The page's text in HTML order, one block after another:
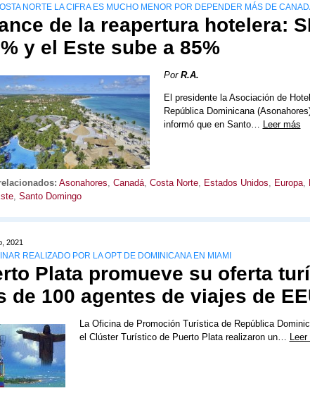
NORTE LA CIFRA ES MUCHO MENOR POR DEPENDER MÁS DE
de la reapertura hotelera:
y el Este sube a 85%
Por R.A.
El presidente la Asociación de
República Dominicana
informó que en Santo… Leer más
Asonahores, Canadá, Costa Norte, Estados Unidos, Europa,
, Santo Domingo
2021
REALIZADO POR LA OPT DE DOMINICANA EN MIAMI
Plata promueve su oferta
de 100 agentes de viajes de
La Oficina de Promoción Turística de República
el Clúster Turístico de Puerto Plata realizaron un…